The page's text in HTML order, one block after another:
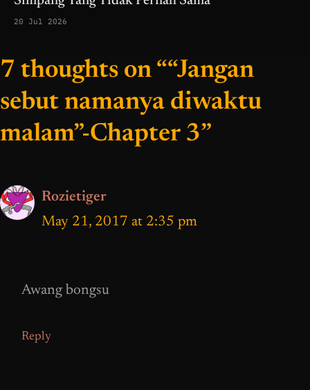
20 Jul 2026
7 thoughts on ““Jangan
sebut namanya diwaktu
malam”-Chapter 3”
Rozietiger
May 21, 2017 at 2:35 pm
Awang bongsu
Reply